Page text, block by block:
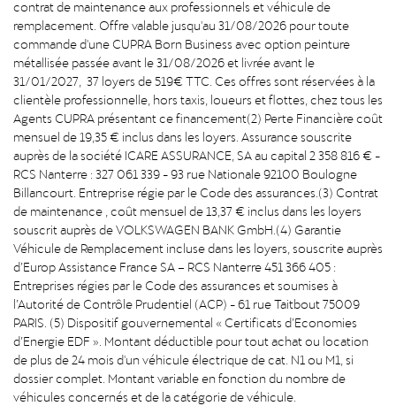
contrat de maintenance aux professionnels et véhicule de
remplacement. Offre valable jusqu'au 31/08/2026 pour toute
commande d'une CUPRA Born Business avec option peinture
métallisée passée avant le 31/08/2026 et livrée avant le
31/01/2027, 37 loyers de 519€ TTC. Ces offres sont réservées à la
clientèle professionnelle, hors taxis, loueurs et flottes, chez tous les
Agents CUPRA présentant ce financement(2) Perte Financière coût
mensuel de 19,35 € inclus dans les loyers. Assurance souscrite
auprès de la société ICARE ASSURANCE, SA au capital 2 358 816 € -
RCS Nanterre : 327 061 339 - 93 rue Nationale 92100 Boulogne
Billancourt. Entreprise régie par le Code des assurances.(3) Contrat
de maintenance , coût mensuel de 13,37 € inclus dans les loyers
souscrit auprès de VOLKSWAGEN BANK GmbH.(4) Garantie
Véhicule de Remplacement incluse dans les loyers, souscrite auprès
d’Europ Assistance France SA – RCS Nanterre 451 366 405 :
Entreprises régies par le Code des assurances et soumises à
l’Autorité de Contrôle Prudentiel (ACP) - 61 rue Taitbout 75009
PARIS. (5) Dispositif gouvernemental « Certificats d’Economies
d’Energie EDF ». Montant déductible pour tout achat ou location
de plus de 24 mois d'un véhicule électrique de cat. N1 ou M1, si
dossier complet. Montant variable en fonction du nombre de
véhicules concernés et de la catégorie de véhicule.